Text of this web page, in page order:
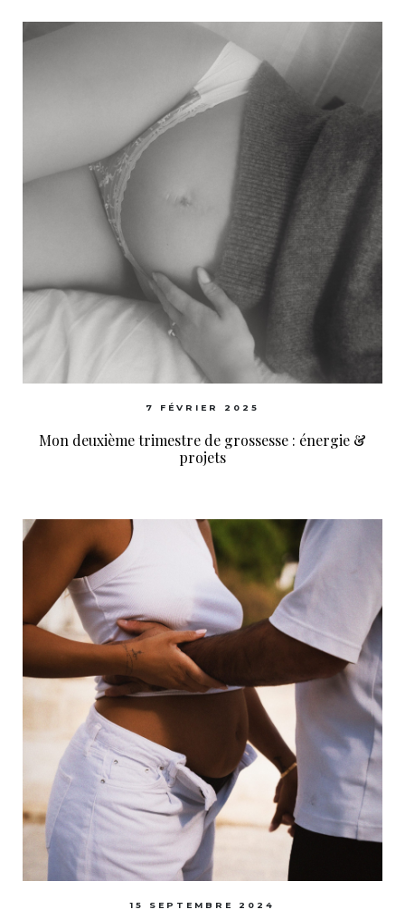
7 FÉVRIER 2025
Mon deuxième trimestre de grossesse : énergie &
projets
15 SEPTEMBRE 2024